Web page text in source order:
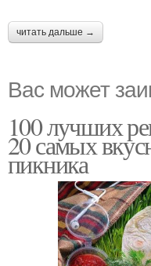
читать дальше →
Вас может
100 лучших
20 самых
пикника